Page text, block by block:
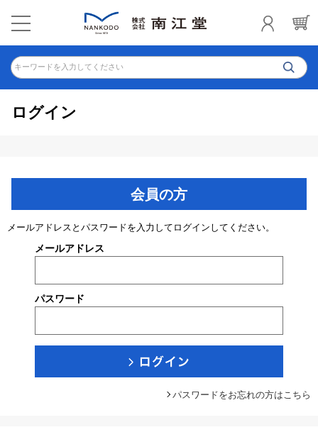
キーワードを入力してください
ログイン
会員の方
メールアドレスとパスワードを入力してログインしてください。
メールアドレス
パスワード
パスワードをお忘れの方はこちら